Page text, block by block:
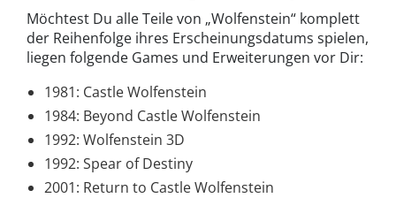
Möchtest Du alle Teile von „Wolfenstein“ komplett
der Reihenfolge ihres Erscheinungsdatums spielen,
liegen folgende Games und Erweiterungen vor Dir:
1981: Castle Wolfenstein
1984: Beyond Castle Wolfenstein
1992: Wolfenstein 3D
1992: Spear of Destiny
2001: Return to Castle Wolfenstein